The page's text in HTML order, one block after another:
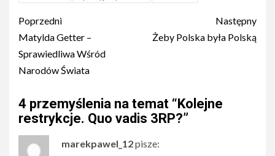
Post
navigation
Poprzedni
Matylda Getter –
Sprawiedliwa Wśród
Narodów Świata
Następny
Żeby Polska była Polską
4 przemyślenia na temat “Kolejne
restrykcje. Quo vadis 3RP?”
marekpawel_12pisze: